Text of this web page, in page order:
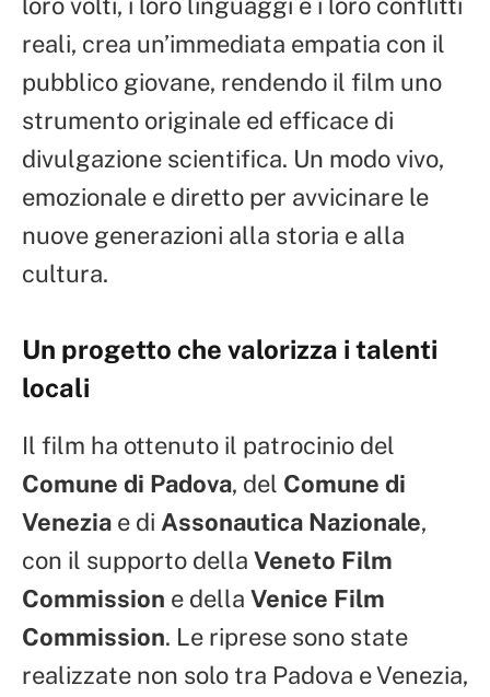
reali, crea un’immediata empatia con il
pubblico giovane, rendendo il film uno
strumento originale ed efficace di
divulgazione scientifica. Un modo vivo,
emozionale e diretto per avvicinare le
nuove generazioni alla storia e alla
cultura.
Un progetto che valorizza i talenti
locali
Il film ha ottenuto il patrocinio del
Comune di Padova, del Comune di
Venezia e di Assonautica Nazionale,
con il supporto della Veneto Film
Commission e della Venice Film
Commission. Le riprese sono state
realizzate non solo tra Padova e Venezia,